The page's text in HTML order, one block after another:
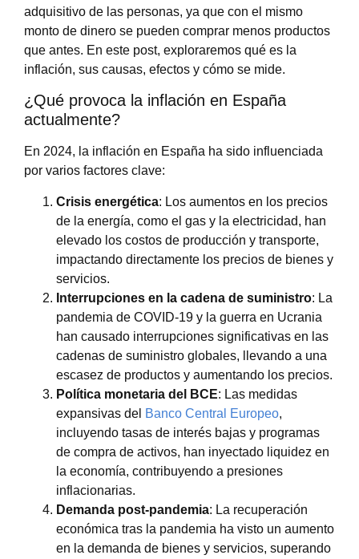
adquisitivo de las personas, ya que con el mismo
monto de dinero se pueden comprar menos productos
que antes. En este post, exploraremos qué es la
inflación, sus causas, efectos y cómo se mide.
¿Qué provoca la inflación en España
actualmente?
En 2024, la inflación en España ha sido influenciada
por varios factores clave:
Crisis energética: Los aumentos en los precios
de la energía, como el gas y la electricidad, han
elevado los costos de producción y transporte,
impactando directamente los precios de bienes y
servicios.
Interrupciones en la cadena de suministro: La
pandemia de COVID-19 y la guerra en Ucrania
han causado interrupciones significativas en las
cadenas de suministro globales, llevando a una
escasez de productos y aumentando los precios.
Política monetaria del BCE: Las medidas
expansivas del Banco Central Europeo,
incluyendo tasas de interés bajas y programas
de compra de activos, han inyectado liquidez en
la economía, contribuyendo a presiones
inflacionarias.
Demanda post-pandemia: La recuperación
económica tras la pandemia ha visto un aumento
en la demanda de bienes y servicios, superando